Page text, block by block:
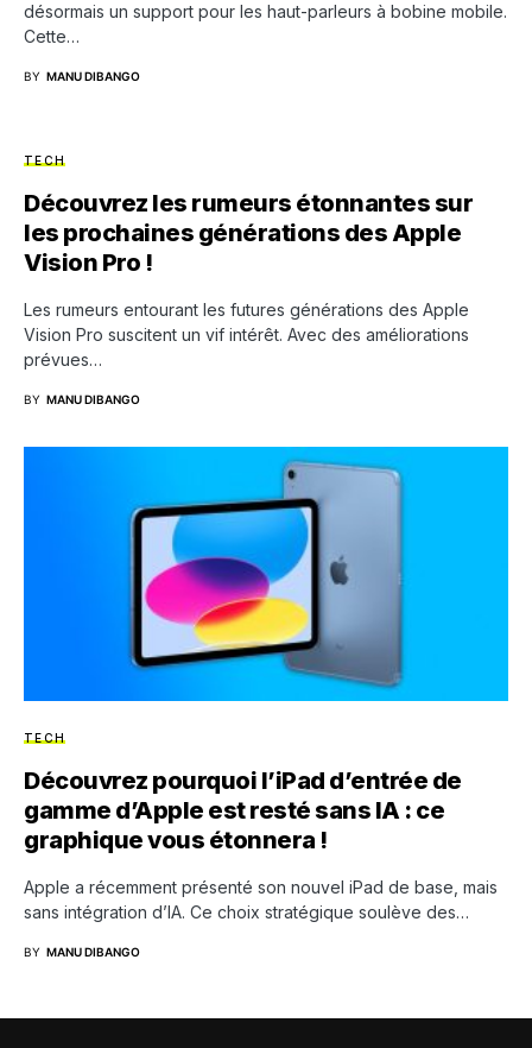
désormais un support pour les haut-parleurs à bobine mobile.
Cette…
BY MANU DIBANGO
TECH
Découvrez les rumeurs étonnantes sur
les prochaines générations des Apple
Vision Pro !
Les rumeurs entourant les futures générations des Apple
Vision Pro suscitent un vif intérêt. Avec des améliorations
prévues…
BY MANU DIBANGO
TECH
Découvrez pourquoi l’iPad d’entrée de
gamme d’Apple est resté sans IA : ce
graphique vous étonnera !
Apple a récemment présenté son nouvel iPad de base, mais
sans intégration d’IA. Ce choix stratégique soulève des…
BY MANU DIBANGO